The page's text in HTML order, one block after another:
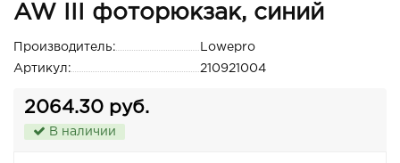
AW III фоторюкзак, синий
Производитель:
Lowepro
Артикул:
210921004
2064.30 руб.
В наличии